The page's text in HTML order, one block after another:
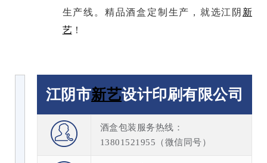
生产线。精品酒盒定制生产，就选江阴 新
艺！
江阴市新艺设计印刷有限公司
酒盒包装服务热线：
13801521955（微信同号）